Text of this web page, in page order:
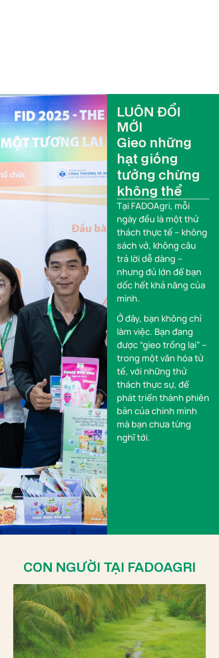
LUÔN ĐỔI
MỚI
Gieo những
hạt giống
tưởng chừng
không thể
Tại FADOAgri, mỗi
ngày đều là một thử
thách thực tế – không
sách vở, không câu
trả lời dễ dàng –
nhưng đủ lớn để bạn
dốc hết khả năng của
mình.
Ở đây, bạn không chỉ
làm việc. Bạn đang
được “gieo trồng lại” –
trong một văn hóa tử
tế, với những thử
thách thực sự, để
phát triển thành phiên
bản của chính mình
mà bạn chưa từng
nghĩ tới.
CON NGƯỜI TẠI FADOAGRI